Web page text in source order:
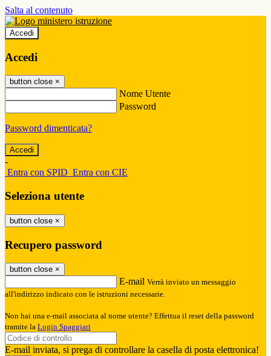
Salta al contenuto
Accedi
Accedi
button close ×
Nome Utente
Password
Password dimenticata?
-
Entra con SPID Entra con CIE
Seleziona utente
button close ×
Recupero password
button close ×
E-mail Verrà inviato un messaggio
all'indirizzo indicato con le istruzioni necessarie.
Non hai una e-mail associata al nome utente? Effettua il reset della password
tramite la Login Spaggiari
E-mail inviata, si prega di controllare la casella di posta elettronica!